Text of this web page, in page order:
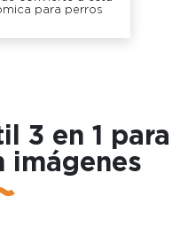
para perros
3 en 1 para
imágenes